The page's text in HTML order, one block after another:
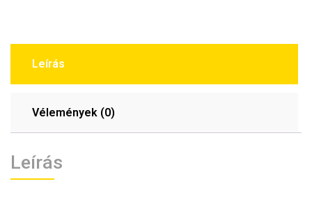
Leírás
Vélemények (0)
Leírás